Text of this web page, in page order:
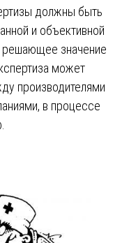
должны быть
и объективной
решающее значение
может
производителями
в процессе